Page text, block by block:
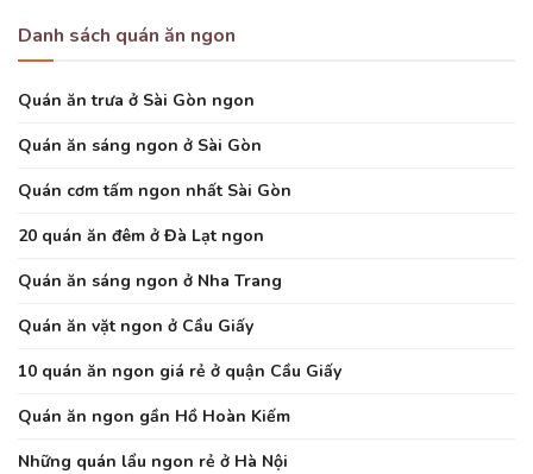
Danh sách quán ăn ngon
Quán ăn trưa ở Sài Gòn ngon
Quán ăn sáng ngon ở Sài Gòn
Quán cơm tấm ngon nhất Sài Gòn
20 quán ăn đêm ở Đà Lạt ngon
Quán ăn sáng ngon ở Nha Trang
Quán ăn vặt ngon ở Cầu Giấy
10 quán ăn ngon giá rẻ ở quận Cầu Giấy
Quán ăn ngon gần Hồ Hoàn Kiếm
Những quán lẩu ngon rẻ ở Hà Nội